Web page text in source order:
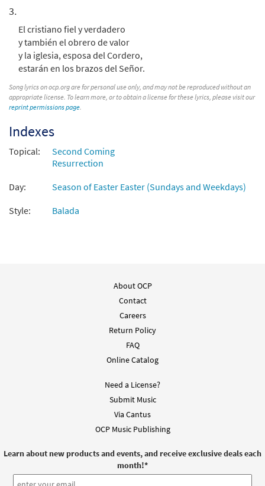
3.
El cristiano fiel y verdadero
y también el obrero de valor
y la iglesia, esposa del Cordero,
estarán en los brazos del Señor.
Song lyrics on ocp.org are for personal use only, and may not be reproduced without an
appropriate license. To learn more, or to obtain a license for these lyrics, please visit our
reprint permissions page.
Indexes
Topical:
Second Coming
Resurrection
Day:
Season of Easter Easter (Sundays and Weekdays)
Style:
Balada
About OCP
Contact
Careers
Return Policy
FAQ
Online Catalog
Need a License?
Submit Music
Via Cantus
OCP Music Publishing
Learn about new products and events, and receive exclusive deals each
month!*